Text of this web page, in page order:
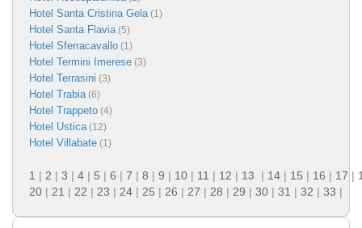
Hotel Santa Cristina Gela(1)
Hotel Santa Flavia(5)
Hotel Sferracavallo (1)
Hotel Termini Imerese (3)
Hotel Terrasini (3)
Hotel Trabia(6)
Hotel Trappeto (4)
Hotel Ustica(12)
Hotel Villabate (1)
1 | 2 | 3 | 4 | 5 | 6 | 7 | 8 | 9 | 10 | 11 | 12 | 13 | 14 | 15 | 16 | 17 |
20 | 21 | 22 | 23 | 24 | 25 | 26 | 27 | 28 | 29 | 30 | 31 | 32 | 33 |